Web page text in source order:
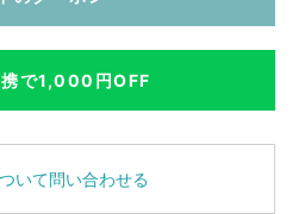
で1,000円OFF
いて問い合わせる